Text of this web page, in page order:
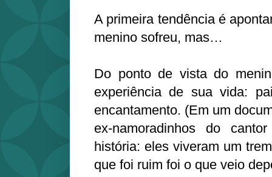
A primeira tendência é
menino sofreu, mas…
Do ponto de vista do
experiência de sua vida:
encantamento. (Em um
ex-namoradinhos do
história: eles viveram um
que foi ruim foi o que veio